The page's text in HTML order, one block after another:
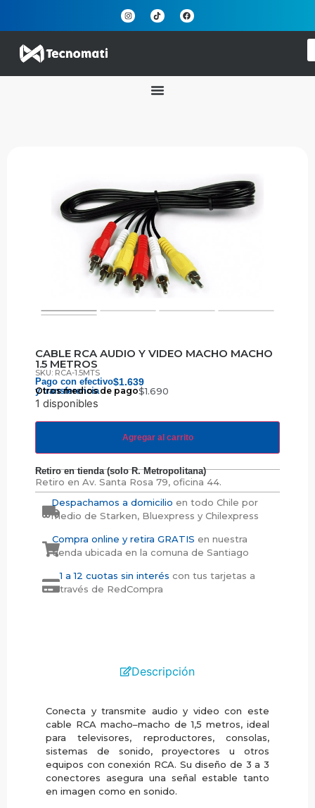
CABLE RCA AUDIO Y VIDEO MACHO MACHO
1.5 METROS
SKU: RCA-1.5MTS
Pago con efectivo
y transferencia
$1.639
Otros medios de pago$1.690
1 disponibles
Agregar al carrito
Retiro en tienda (solo R. Metropolitana)
Retiro en Av. Santa Rosa 79, oficina 44.
Despachamos a domicilio en todo Chile por
medio de Starken, Bluexpress y Chilexpress
Compra online y retira GRATIS en nuestra
tienda ubicada en la comuna de Santiago
1 a 12 cuotas sin interés con tus tarjetas a
través de RedCompra
Descripción
Conecta y transmite audio y video con este
cable RCA macho–macho de 1,5 metros, ideal
para televisores, reproductores, consolas,
sistemas de sonido, proyectores u otros
equipos con conexión RCA. Su diseño de 3 a 3
conectores asegura una señal estable tanto
en imagen como en sonido.